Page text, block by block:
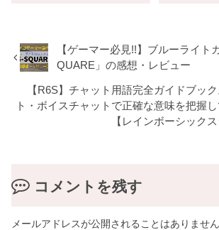
【ゲーマー必見!!】ブルーライ
QUARE」の感想・レビュー
【R6S】チャット用語完全ガイドブッ
ト・ボイスチャットで正確な意味を把握し
【レインボーシックス
コメントを残す
メールアドレスが公開されることはありません